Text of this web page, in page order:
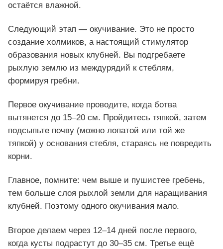
остаётся влажной.
Следующий этап — окучивание. Это не просто
создание холмиков, а настоящий стимулятор
образования новых клубней. Вы подгребаете
рыхлую землю из междурядий к стеблям,
формируя гребни.
Первое окучивание проводите, когда ботва
вытянется до 15–20 см. Пройдитесь тяпкой, затем
подсыпьте почву (можно лопатой или той же
тяпкой) у основания стебля, стараясь не повредить
корни.
Главное, помните: чем выше и пушистее гребень,
тем больше слоя рыхлой земли для наращивания
клубней. Поэтому одного окучивания мало.
Второе делаем через 12–14 дней после первого,
когда кусты подрастут до 30–35 см. Третье ещё